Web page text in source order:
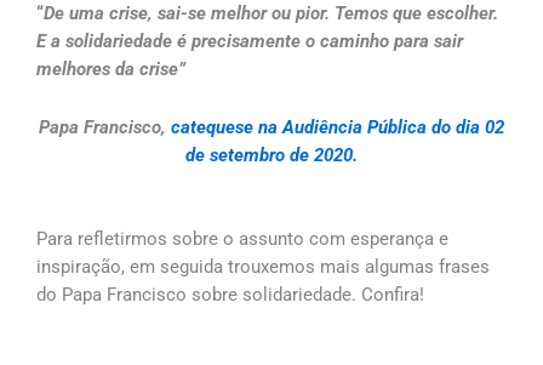
“De uma crise, sai-se melhor ou pior. Temos que escolher.
E a solidariedade é precisamente o caminho para sair
melhores da crise”
Papa Francisco, catequese na Audiência Pública do dia 02
de setembro de 2020.
Para refletirmos sobre o assunto com esperança e
inspiração, em seguida trouxemos mais algumas frases
do Papa Francisco sobre solidariedade. Confira!